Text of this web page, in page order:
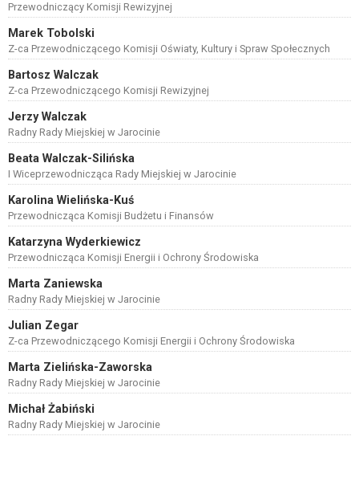
Przewodniczący Komisji Rewizyjnej
Marek Tobolski
Z-ca Przewodniczącego Komisji Oświaty, Kultury i Spraw Społecznych
Bartosz Walczak
Z-ca Przewodniczącego Komisji Rewizyjnej
Jerzy Walczak
Radny Rady Miejskiej w Jarocinie
Beata Walczak-Silińska
I Wiceprzewodnicząca Rady Miejskiej w Jarocinie
Karolina Wielińska-Kuś
Przewodnicząca Komisji Budżetu i Finansów
Katarzyna Wyderkiewicz
Przewodnicząca Komisji Energii i Ochrony Środowiska
Marta Zaniewska
Radny Rady Miejskiej w Jarocinie
Julian Zegar
Z-ca Przewodniczącego Komisji Energii i Ochrony Środowiska
Marta Zielińska-Zaworska
Radny Rady Miejskiej w Jarocinie
Michał Żabiński
Radny Rady Miejskiej w Jarocinie